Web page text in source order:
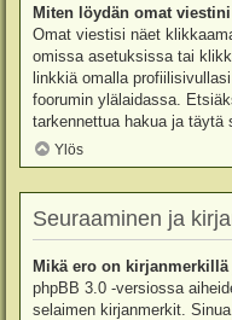
Miten löydän omat
Omat viestisi näet
omissa asetuksissa tai
linkkiä omalla
foorumin ylälaidassa.
tarkennettua hakua ja täytä
Ylös
Seuraaminen ja
Mikä ero on
phpBB 3.0 -versiossa
selaimen kirjanmerkit.